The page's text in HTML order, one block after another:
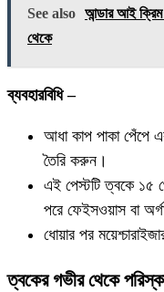
See also আন্ডার আই ক্রিম
থেকে
ব্যবহারবিধি –
আধা কাপ পাকা পেঁপে
তৈরি করুন।
এই পেস্টটি ত্বকে ১৫
পরে ফেইসওয়াস বা
ধোয়ার পর
ত্বকের গভীর থেকে